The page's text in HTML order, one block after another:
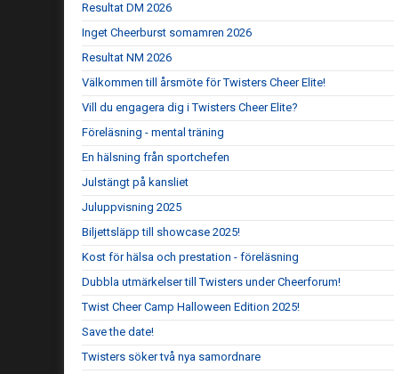
Resultat DM 2026
Inget Cheerburst somamren 2026
Resultat NM 2026
Välkommen till årsmöte för Twisters Cheer Elite!
Vill du engagera dig i Twisters Cheer Elite?
Föreläsning - mental träning
En hälsning från sportchefen
Julstängt på kansliet
Juluppvisning 2025
Biljettsläpp till showcase 2025!
Kost för hälsa och prestation - föreläsning
Dubbla utmärkelser till Twisters under Cheerforum!
Twist Cheer Camp Halloween Edition 2025!
Save the date!
Twisters söker två nya samordnare